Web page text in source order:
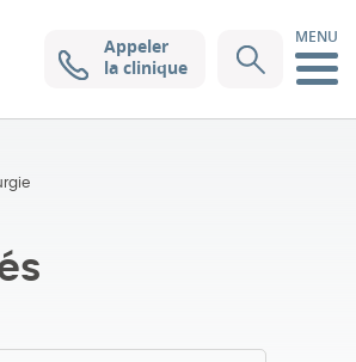
Appeler
la clinique
MENU